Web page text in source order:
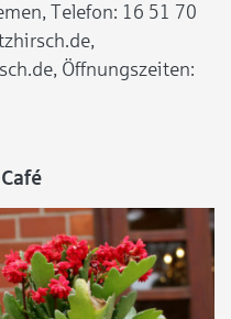
Telefon: 16 51 70
Öffnungszeiten: